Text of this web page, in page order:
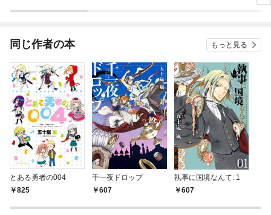
同じ作者の本 もっと見る
とある勇者の004
825
千一夜ドロップ
607
執事に国境なんて: 1
607